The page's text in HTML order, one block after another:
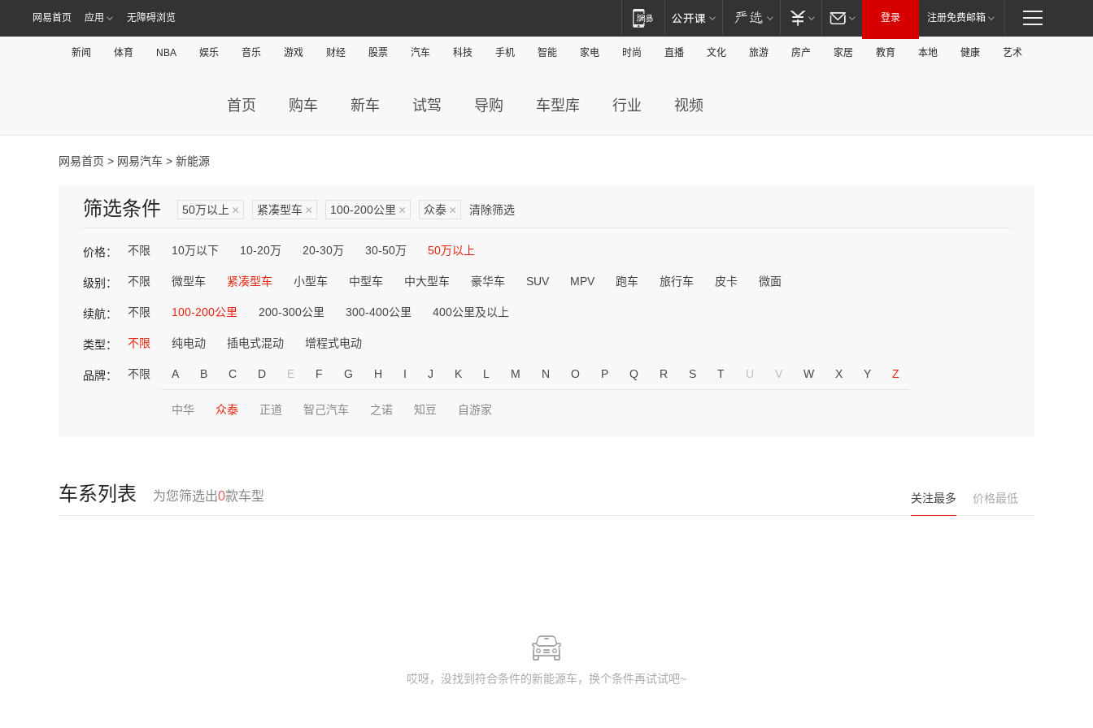
网易首页 应用 无障碍浏览 登录 注册免费邮箱
新闻 体育 NBA 娱乐 音乐 游戏 财经 股票 汽车 科技 手机 智能 家电 时尚 直播 文化 旅游 房产 家居 教育 本地 健康 艺术
首页 购车 新车 试驾 导购 车型库 行业 视频
网易首页 > 网易汽车 > 新能源
筛选条件 50万以上 × 紧凑型车 × 100-200公里 × 众泰 × 清除筛选
价格： 不限 10万以下 10-20万 20-30万 30-50万 50万以上
级别： 不限 微型车 紧凑型车 小型车 中型车 中大型车 豪华车 SUV MPV 跑车 旅行车 皮卡 微面
续航： 不限 100-200公里 200-300公里 300-400公里 400公里及以上
类型： 不限 纯电动 插电式混动 增程式电动
品牌： 不限 A B C D E F G H I J K L M N O P Q R S T U V W X Y Z
中华 众泰 正道 智己汽车 之诺 知豆 自游家
车系列表 为您筛选出0款车型 关注最多 价格最低
哎呀，没找到符合条件的新能源车，换个条件再试试吧~